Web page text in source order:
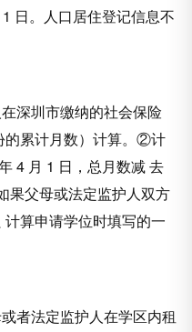
日。人口居住登记信息不
深圳市缴纳的社会保险
的累计月数）计算。②计
4 月 1 日，总月数减 去
果父母或法定监护人双方
算申请学位时填写的一
者法定监护人在学区内租